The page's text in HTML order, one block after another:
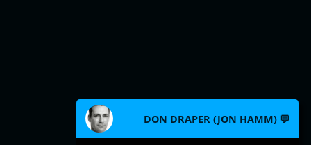
DON DRAPER (JON HAMM) 💬